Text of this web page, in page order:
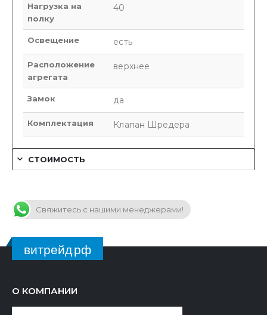
Нагрузка на
полку
40
Освещение есть
Расположение
агрегата
верхнее
Замок да
Комплектация Клапан Шредера
СТОИМОСТЬ
Свяжитесь с нашими менеджерами!
витрейд.рф
О КОМПАНИИ